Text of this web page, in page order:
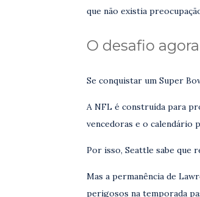
que não existia
O desafio
Se conquistar um Super
A NFL é construída para
vencedoras e o calendário
Por isso, Seattle sabe que
Mas a permanência de
perigosos na temporada